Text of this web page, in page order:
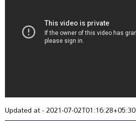
Updated at - 2021-07-02T01:16:28+05:30